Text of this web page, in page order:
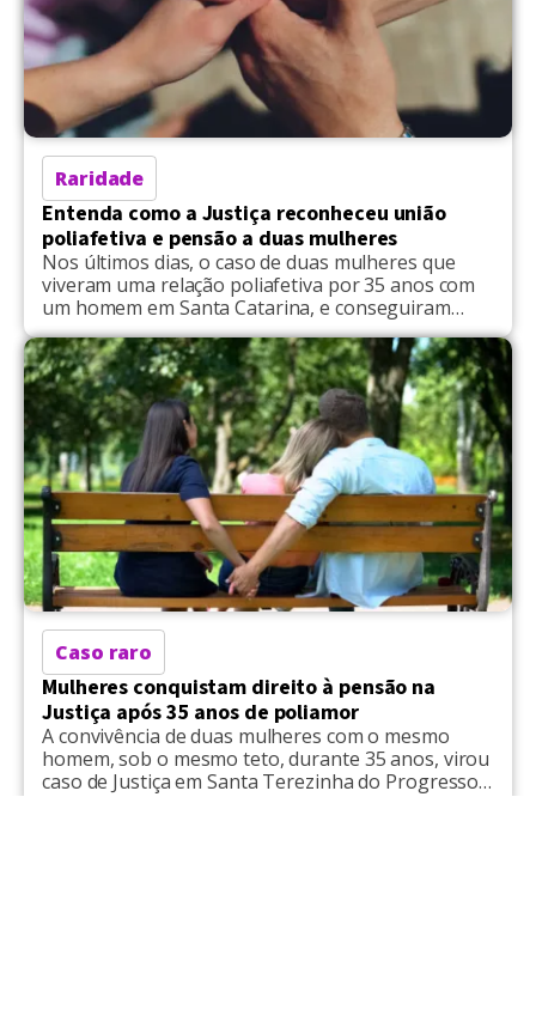
Raridade
Entenda como a Justiça reconheceu união
poliafetiva e pensão a duas mulheres
Nos últimos dias, o caso de duas mulheres que
viveram uma relação poliafetiva por 35 anos com
um homem em Santa Catarina, e conseguiram
autorização para dividir a pensão do companheiro
morto em 2023, viralizou. Em um processo que
tramita na Justiça Federal, elas comprovaram com
documentos que viviam em união. Segundo o
processo, os […]
Caso raro
Mulheres conquistam direito à pensão na
Justiça após 35 anos de poliamor
A convivência de duas mulheres com o mesmo
homem, sob o mesmo teto, durante 35 anos, virou
caso de Justiça em Santa Terezinha do Progresso,